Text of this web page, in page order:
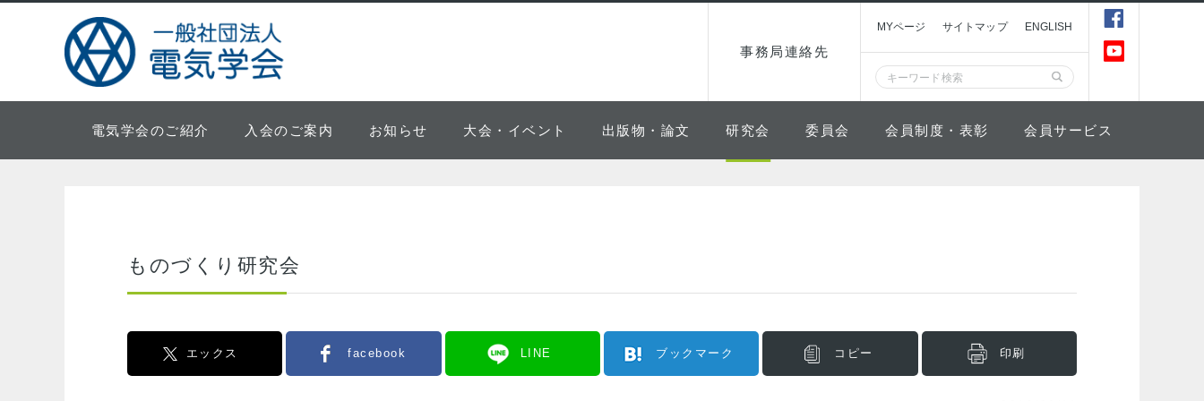
事務局連絡先
MYページ サイトマップ ENGLISH
電気学会のご紹介 入会のご案内 お知らせ 大会・イベント 出版物・論文 研究会 委員会 会員制度・表彰 会員サービス
ものづくり研究会
エックス facebook LINE ブックマーク コピー 印刷